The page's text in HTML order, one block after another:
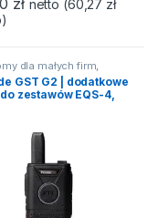
zł netto (60,27 zł
dla małych firm
dla narciarstwa,
do sportów
,mGuide GST,
GST G2 | dodatkowe
zestawów EQS-4,